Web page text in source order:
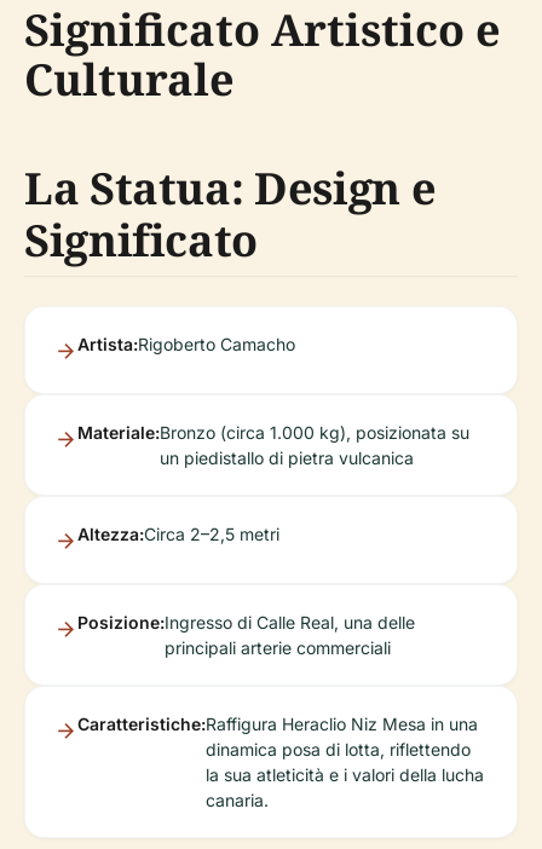
Significato Artistico e
Culturale
La Statua: Design e
Significato
Artista:Rigoberto Camacho
Materiale:Bronzo (circa 1.000 kg), posizionata su
un piedistallo di pietra vulcanica
Altezza:Circa 2–2,5 metri
Posizione:Ingresso di Calle Real, una delle
principali arterie commerciali
Caratteristiche:Raffigura Heraclio Niz Mesa in una
dinamica posa di lotta, riflettendo
la sua atleticità e i valori della lucha
canaria.